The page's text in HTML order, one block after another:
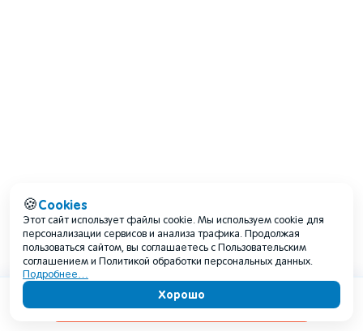
Содержание
🍪Cookies
Этот сайт использует файлы cookie. Мы используем cookie для
персонализации сервисов и анализа трафика. Продолжая
пользоваться сайтом, вы соглашаетесь с Пользовательским
соглашением и Политикой обработки персональных данных.
Подробнее…
Хорошо